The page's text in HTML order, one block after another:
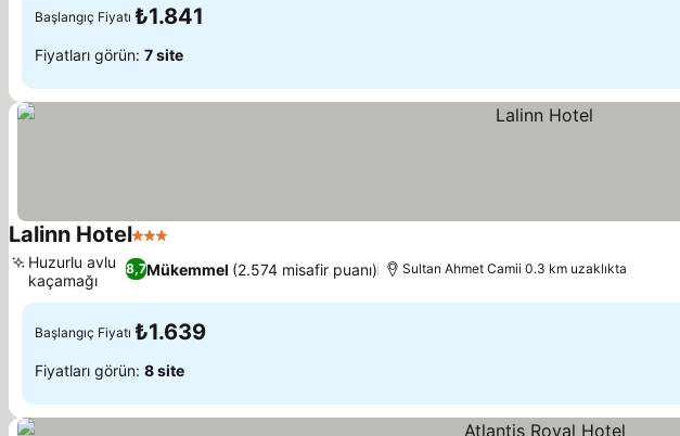
Başlangıç Fiyatı ₺1.841
Fiyatları görün: 7 site
Lalinn Hotel3 Yıldız
8,7Mükemmel (2.574 misafir puanı)
Huzurlu avlu
kaçamağı
Sultan Ahmet Camii 0.3 km uzaklıkta
Başlangıç Fiyatı ₺1.639
Fiyatları görün: 8 site